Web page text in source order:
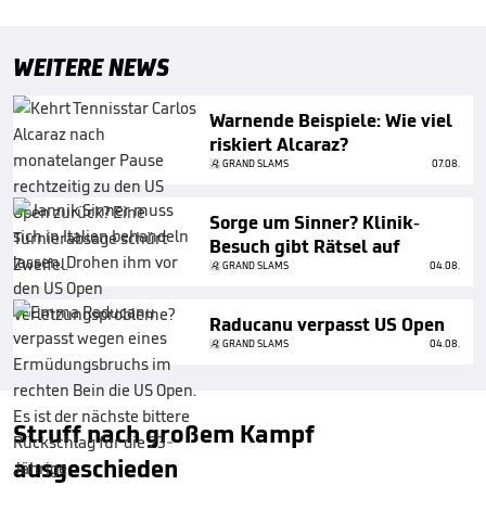
WEITERE NEWS
Warnende Beispiele: Wie viel
riskiert Alcaraz?
GRAND SLAMS 07.08.
Sorge um Sinner? Klinik-
Besuch gibt Rätsel auf
GRAND SLAMS 04.08.
Raducanu verpasst US Open
GRAND SLAMS 04.08.
Struff nach großem Kampf
ausgeschieden